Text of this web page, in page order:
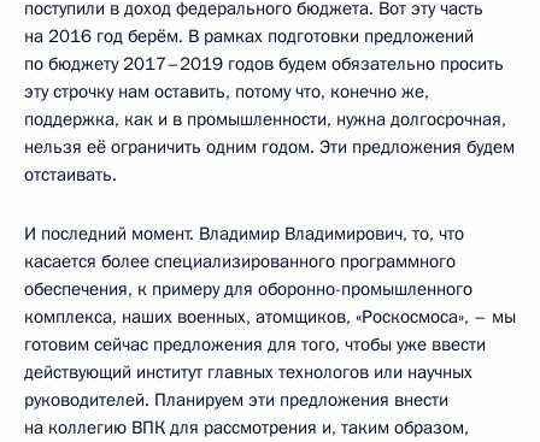
поступили в доход федерального бюджета. Вот эту часть
на 2016 год берём. В рамках подготовки предложений
по бюджету 2017–2019 годов будем обязательно просить
эту строчку нам оставить, потому что, конечно же,
поддержка, как и в промышленности, нужна долгосрочная,
нельзя её ограничить одним годом. Эти предложения будем
отстаивать.
И последний момент. Владимир Владимирович, то, что
касается более специализированного программного
обеспечения, к примеру для оборонно-промышленного
комплекса, наших военных, атомщиков, «Роскосмоса», – мы
готовим сейчас предложения для того, чтобы уже ввести
действующий институт главных технологов или научных
руководителей. Планируем эти предложения внести
на коллегию ВПК для рассмотрения и, таким образом,